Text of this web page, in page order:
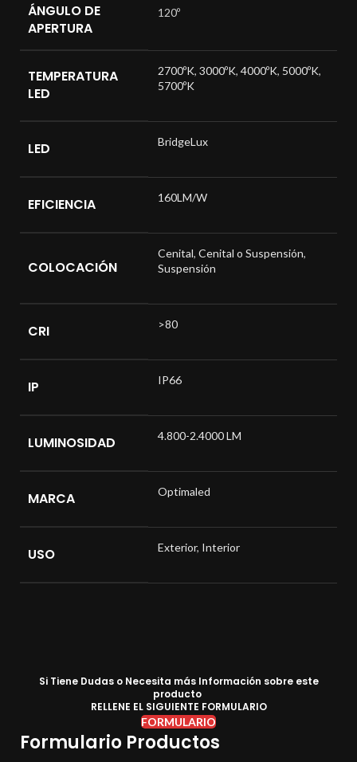
ÁNGULO DE
APERTURA
120º
TEMPERATURA
LED
2700ºK, 3000ºK, 4000ºK, 5000ºK,
5700ºK
LED BridgeLux
EFICIENCIA 160LM/W
COLOCACIÓN
Cenital, Cenital o Suspensión,
Suspensión
CRI >80
IP IP66
LUMINOSIDAD 4.800-2.4000 LM
MARCA Optimaled
USO Exterior, Interior
Si Tiene Dudas o Necesita más Información sobre este
producto
RELLENE EL SIGUIENTE FORMULARIO
FORMULARIO
Formulario Productos